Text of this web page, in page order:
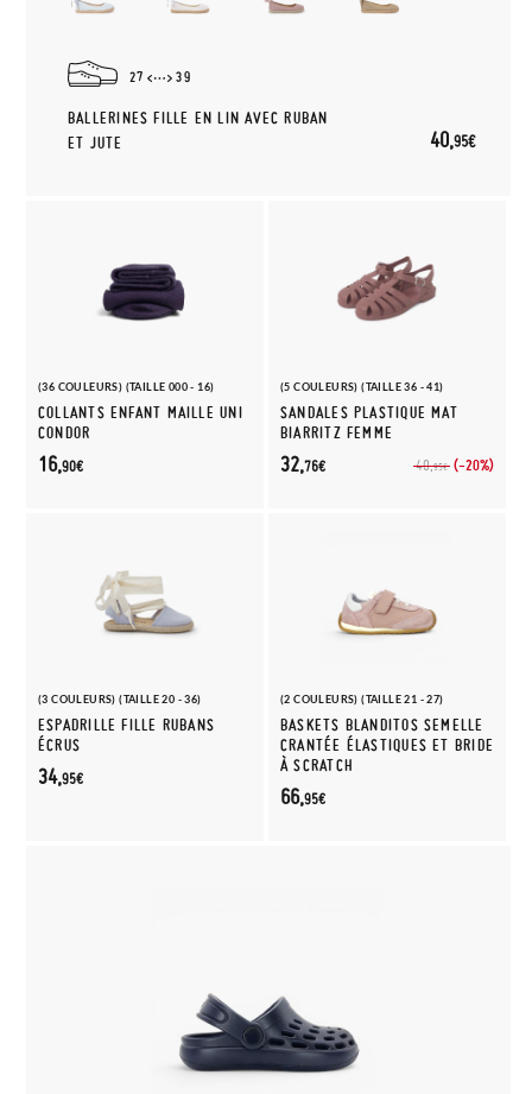
27 39
BALLERINES FILLE EN LIN AVEC RUBAN
ET JUTE
40,95€
(36 COULEURS) (TAILLE 000 - 16)
COLLANTS ENFANT MAILLE UNI
CONDOR
16,90€
(5 COULEURS) (TAILLE 36 - 41)
SANDALES PLASTIQUE MAT
BIARRITZ FEMME
40,95€ (-20%)
32,76€
(3 COULEURS) (TAILLE 20 - 36)
ESPADRILLE FILLE RUBANS
ÉCRUS
34,95€
(2 COULEURS) (TAILLE 21 - 27)
BASKETS BLANDITOS SEMELLE
CRANTÉE ÉLASTIQUES ET BRIDE
À SCRATCH
66,95€